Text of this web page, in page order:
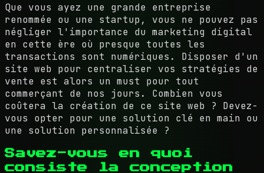
Que vous ayez une grande entreprise
renommée ou une startup, vous ne pouvez pas
négliger l'importance du marketing digital
en cette ère où presque toutes les
transactions sont numériques. Disposer d'un
site web pour centraliser vos stratégies de
vente est alors un must pour tout
commerçant de nos jours. Combien vous
coûtera la création de ce site web ? Devez-
vous opter pour une solution clé en main ou
une solution personnalisée ?
Savez-vous en quoi
consiste la conception